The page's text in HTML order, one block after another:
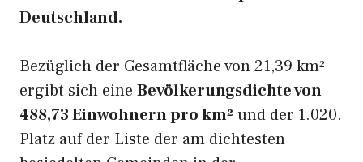
Deutschland.
Bezüglich der Gesamtfläche von 21,39 km²
ergibt sich eine Bevölkerungsdichte von
488,73 Einwohnern pro km² und der 1.020.
Platz auf der Liste der am dichtesten